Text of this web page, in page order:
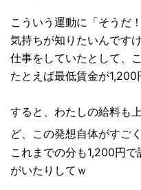
こういう運動に「そうだ
気持ちが知りたいんです
仕事をしていたとして、
たとえば最低賃金が1,200
すると、わたしの給料も
ど、この発想自体がすごく
これまでの分も1,200円
がいたりしてｗ